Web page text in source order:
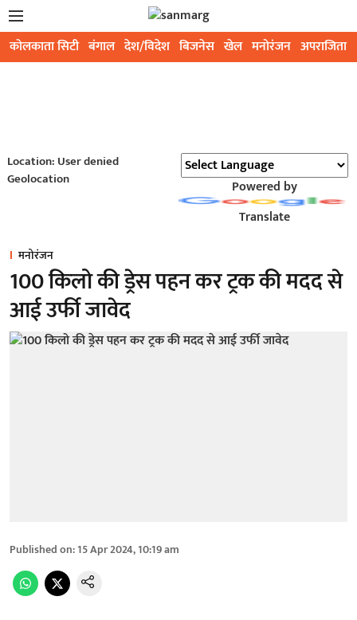
कोलकाता सिटी बंगाल देश/विदेश बिजनेस खेल मनोरंजन अपराजिता
Location: User denied
Geolocation
Powered by
Translate
मनोरंजन
100 किलो की ड्रेस पहन कर ट्रक की मदद से
आई उर्फी जावेद
Published on:15 Apr 2024, 10:19 am